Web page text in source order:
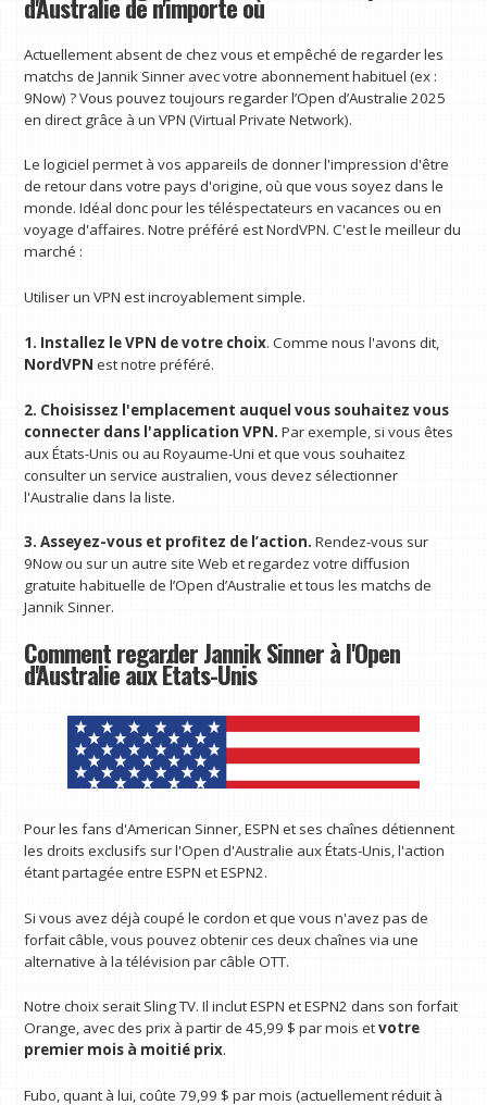
d'Australie de n'importe où
Actuellement absent de chez vous et empêché de regarder les
matchs de Jannik Sinner avec votre abonnement habituel (ex :
9Now) ? Vous pouvez toujours regarder l’Open d’Australie 2025
en direct grâce à un VPN (Virtual Private Network).
Le logiciel permet à vos appareils de donner l'impression d'être
de retour dans votre pays d'origine, où que vous soyez dans le
monde. Idéal donc pour les téléspectateurs en vacances ou en
voyage d'affaires. Notre préféré est NordVPN. C'est le meilleur du
marché :
Utiliser un VPN est incroyablement simple.
1. Installez le VPN de votre choix. Comme nous l'avons dit,
NordVPN est notre préféré.
2. Choisissez l'emplacement auquel vous souhaitez vous
connecter dans l'application VPN.Par exemple, si vous êtes
aux États-Unis ou au Royaume-Uni et que vous souhaitez
consulter un service australien, vous devez sélectionner
l'Australie dans la liste.
3. Asseyez-vous et profitez de l’action.Rendez-vous sur
9Now ou sur un autre site Web et regardez votre diffusion
gratuite habituelle de l’Open d’Australie et tous les matchs de
Jannik Sinner.
Comment regarder Jannik Sinner à l'Open
d'Australie aux États-Unis
Pour les fans d'American Sinner, ESPN et ses chaînes détiennent
les droits exclusifs sur l'Open d'Australie aux États-Unis, l'action
étant partagée entre ESPN et ESPN2.
Si vous avez déjà coupé le cordon et que vous n'avez pas de
forfait câble, vous pouvez obtenir ces deux chaînes via une
alternative à la télévision par câble OTT.
Notre choix serait Sling TV. Il inclut ESPN et ESPN2 dans son forfait
Orange, avec des prix à partir de 45,99 $ par mois etvotre
premier mois à moitié prix.
Fubo, quant à lui, coûte 79,99 $ par mois (actuellement réduit à